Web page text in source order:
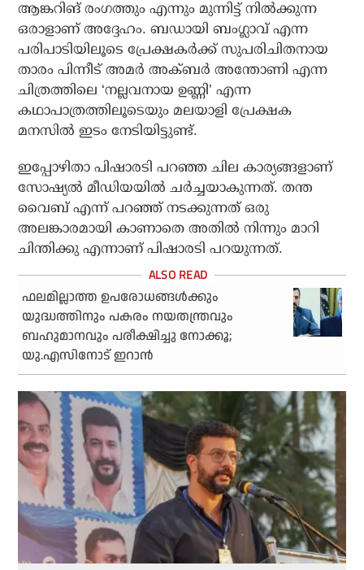
ആങ്കറിങ് രംഗത്തും എന്നും മുന്നിട്ട് നിൽക്കുന്ന
ഒരാളാണ് അദ്ദേഹം. ബഡായി ബംഗ്ലാവ് എന്ന
പരിപാടിയിലൂടെ പ്രേക്ഷകർക്ക് സുപരിചിതനായ
താരം പിന്നീട് അമർ അക്ബർ അന്തോണി എന്ന
ചിത്രത്തിലെ ‘നല്ലവനായ ഉണ്ണി’ എന്ന
കഥാപാത്രത്തിലൂടെയും മലയാളി പ്രേക്ഷക
മനസിൽ ഇടം നേടിയിട്ടുണ്ട്.
ഇപ്പോഴിതാ പിഷാരടി പറഞ്ഞ ചില കാര്യങ്ങളാണ്
സോഷ്യൽ മീഡിയയിൽ ചർച്ചയാകുന്നത്. തന്ത
വൈബ് എന്ന് പറഞ്ഞ് നടക്കുന്നത് ഒരു
അലങ്കാരമായി കാണാതെ അതിൽ നിന്നും മാറി
ചിന്തിക്കു എന്നാണ് പിഷാരടി പറയുന്നത്.
ഫലമില്ലാത്ത ഉപരോധങ്ങള്‍ക്കും
യുദ്ധത്തിനും പകരം നയതന്ത്രവും
ബഹുമാനവും പരീക്ഷിച്ചു നോക്കൂ;
യു.എസിനോട് ഇറാന്‍